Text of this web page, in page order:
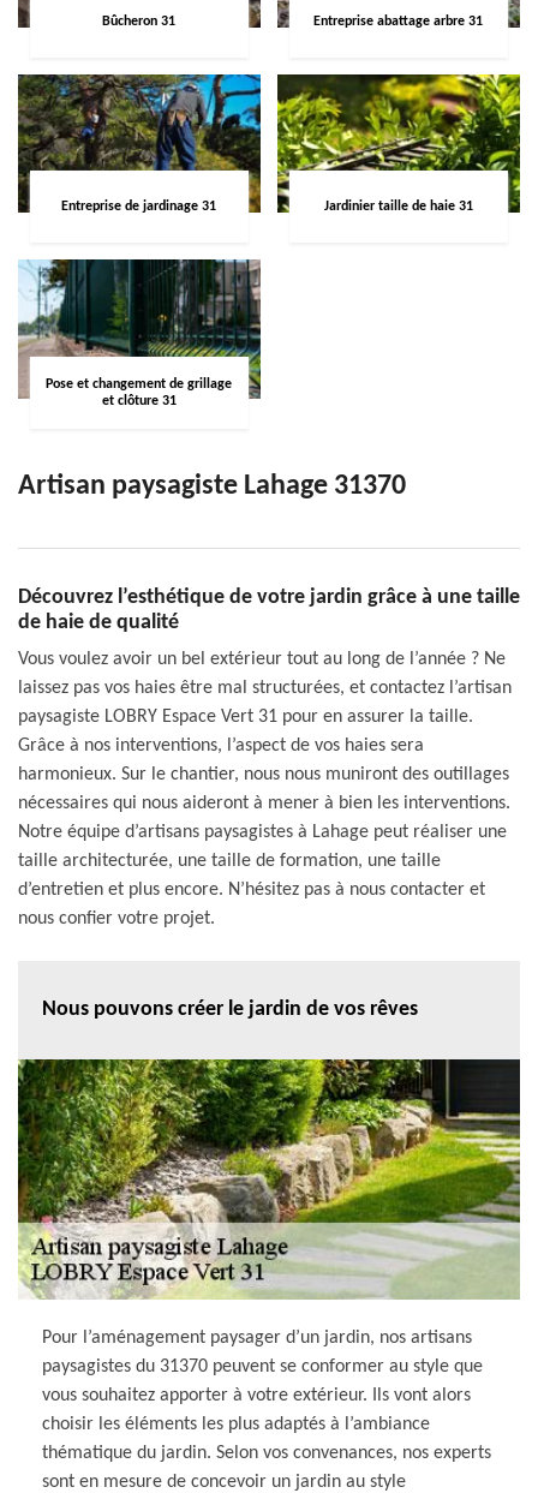
Bûcheron 31 Entreprise abattage arbre 31
Entreprise de jardinage 31 Jardinier taille de haie 31
Pose et changement de grillage
et clôture 31
Artisan paysagiste Lahage 31370
Découvrez l’esthétique de votre jardin grâce à une taille
de haie de qualité
Vous voulez avoir un bel extérieur tout au long de l’année ? Ne
laissez pas vos haies être mal structurées, et contactez l’artisan
paysagiste LOBRY Espace Vert 31 pour en assurer la taille.
Grâce à nos interventions, l’aspect de vos haies sera
harmonieux. Sur le chantier, nous nous muniront des outillages
nécessaires qui nous aideront à mener à bien les interventions.
Notre équipe d’artisans paysagistes à Lahage peut réaliser une
taille architecturée, une taille de formation, une taille
d’entretien et plus encore. N’hésitez pas à nous contacter et
nous confier votre projet.
Nous pouvons créer le jardin de vos rêves
Pour l’aménagement paysager d’un jardin, nos artisans
paysagistes du 31370 peuvent se conformer au style que
vous souhaitez apporter à votre extérieur. Ils vont alors
choisir les éléments les plus adaptés à l’ambiance
thématique du jardin. Selon vos convenances, nos experts
sont en mesure de concevoir un jardin au style